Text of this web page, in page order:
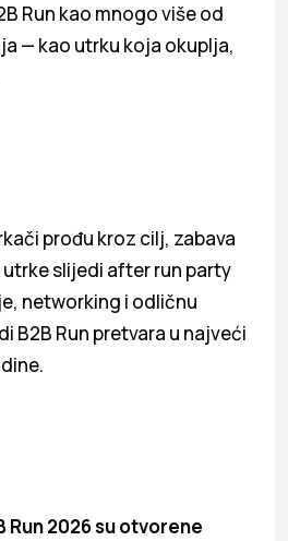
Run kao mnogo više od
— kao utrku koja okuplja,
prođu kroz cilj, zabava
slijedi after run party
networking i odličnu
B2B Run pretvara u najveći
Run 2026 su otvorene